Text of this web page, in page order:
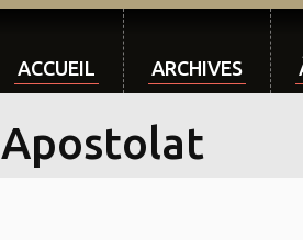
ACCUEIL ARCHIVES
Apostolat